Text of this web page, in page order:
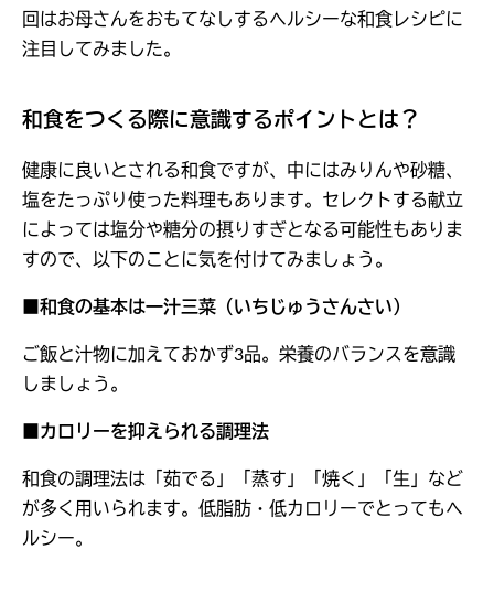
回はお母さんをおもてなしするヘルシーな和食レシピに
注目してみました。
和食をつくる際に意識するポイントとは？
健康に良いとされる和食ですが、中にはみりんや砂糖、
塩をたっぷり使った料理もあります。セレクトする献立
によっては塩分や糖分の摂りすぎとなる可能性もありま
すので、以下のことに気を付けてみましょう。
■和食の基本は一汁三菜（いちじゅうさんさい）
ご飯と汁物に加えておかず3品。栄養のバランスを意識
しましょう。
■カロリーを抑えられる調理法
和食の調理法は「茹でる」「蒸す」「焼く」「生」など
が多く用いられます。低脂肪・低カロリーでとってもヘ
ルシー。